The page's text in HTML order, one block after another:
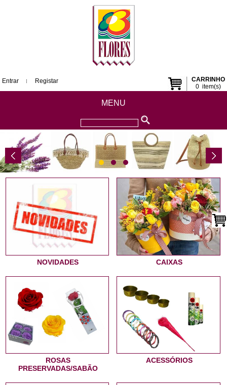
CARRINHO
0item(s)
Entrar Registar
MENU
NOVIDADES CAIXAS
ROSAS
PRESERVADAS/SABÃO
ACESSÓRIOS